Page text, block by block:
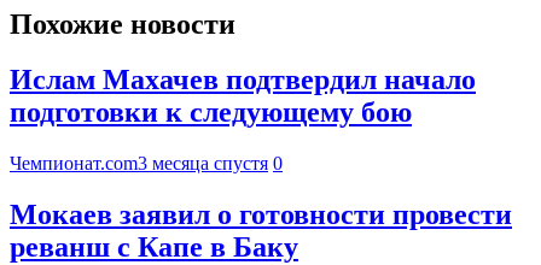
Похожие новости
Ислам Махачев подтвердил начало
подготовки к следующему бою
Чемпионат.com3 месяца спустя 0
Мокаев заявил о готовности провести
реванш с Капе в Баку